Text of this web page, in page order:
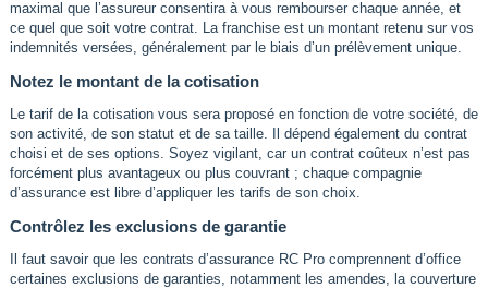
maximal que l’assureur consentira à vous rembourser chaque année, et
ce quel que soit votre contrat. La franchise est un montant retenu sur vos
indemnités versées, généralement par le biais d’un prélèvement unique.
Notez le montant de la cotisation
Le tarif de la cotisation vous sera proposé en fonction de votre société, de
son activité, de son statut et de sa taille. Il dépend également du contrat
choisi et de ses options. Soyez vigilant, car un contrat coûteux n’est pas
forcément plus avantageux ou plus couvrant ; chaque compagnie
d’assurance est libre d’appliquer les tarifs de son choix.
Contrôlez les exclusions de garantie
Il faut savoir que les contrats d’assurance RC Pro comprennent d’office
certaines exclusions de garanties, notamment les amendes, la couverture